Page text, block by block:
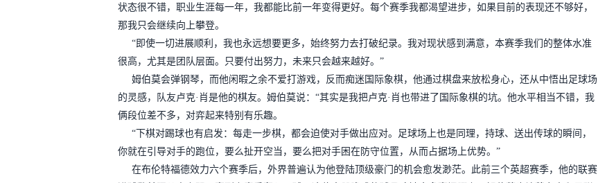
状态很不错，职业生涯每一年，我都能比前一年变得更好。每个赛季我都渴望进步，如果目前的表现还不够好，
那我只会继续向上攀登。
“即使一切进展顺利，我也永远想要更多，始终努力去打破纪录。我对现状感到满意，本赛季我们的整体水准
很高，尤其是团队层面。只要付出努力，未来只会越来越好。”
姆伯莫会弹钢琴，而他闲暇之余不爱打游戏，反而痴迷国际象棋，他通过棋盘来放松身心，还从中悟出足球场
的灵感，队友卢克·肖是他的棋友。姆伯莫说：“其实是我把卢克·肖也带进了国际象棋的坑。他水平相当不错，我
俩段位差不多，对弈起来特别有乐趣。
“下棋对踢球也有启发：每走一步棋，都会迫使对手做出应对。足球场上也是同理，持球、送出传球的瞬间，
你就在引导对手的跑位，要么扯开空当，要么把对手困在防守位置，从而占据场上优势。”
在布伦特福德效力六个赛季后，外界普遍认为他登陆顶级豪门的机会愈发渺茫。此前三个英超赛季，他的联赛